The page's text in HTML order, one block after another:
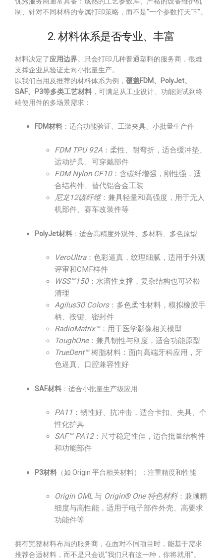
制、针对不同材料的专属打印策略，而不是“一个参数打天下”。
2. 材料体系是否专业、丰富
材料决定了应用边界。只会打印几种普通塑料的服务商，很难
支撑企业从验证走向小批量生产。
以我们自用及推荐的材料体系为例， 覆盖FDM、PolyJet、
SAF、P3等多类工艺材料 ，可满足从工业设计、功能测试到终
端使用件的多场景需求：
FDM材料 ：适合功能验证、工装夹具、小批量生产件
FDM TPU 92A ：柔性、耐弯折，适合缓冲垫、
运动护具、可穿戴部件
FDM Nylon CF10：含碳纤增强，刚性强，适
合结构件、替代铝合金工装
尼龙12碳纤维：兼具轻量和高强度，用于无人
机部件、赛车改装件等
PolyJet材料 ：适合高精度外观件、多材料、多色原型
VeroUltra：色彩逼真，纹理细腻，适用于外观
评审和CMF样件
WSS™150：水溶性支撑，复杂结构也可轻松
清理
Agilus30 Colors：多色柔性材料，模拟橡胶手
柄、按键、密封件
RadioMatrix™：用于医学影像相关模型
ToughOne：兼具韧性与刚度，适合功能原型
TrueDent™树脂材料：面向高端牙科应用，牙
色逼真、口腔兼容性好
SAF材料 ：适合小批量生产级应用
PA11 ：韧性好、抗冲击，适合卡扣、夹具、个
性化护具
SAF™ PA12：尺寸稳定性佳，适合批量结构件
和功能部件
P3材料 （如 Origin 平台相关材料）：注重精度和性能
Origin OML 与 Origin® One 特色材料：兼顾精
细度与高性能，适用于电子部件外壳、高要求
功能件等
拥有完整材料布局的服务商，在面对不同项目时，能基于需求
推荐合适材料，而不是只会说“我们只有这一种，你将就用”。